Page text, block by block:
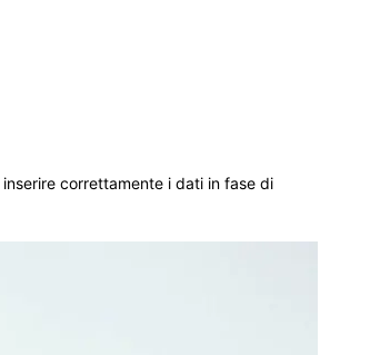
correttamente i dati in fase di